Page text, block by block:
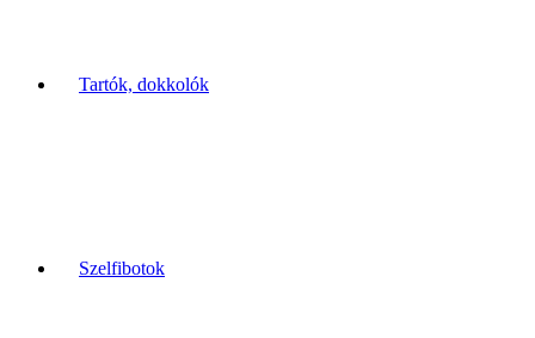
Tartók, dokkolók
Szelfibotok